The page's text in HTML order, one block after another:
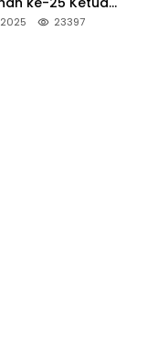
Negeri Tondano
23397